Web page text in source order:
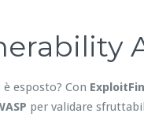
esposto? Con
per validare